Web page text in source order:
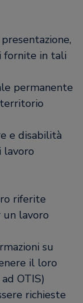
fornite in tali
permanente
e disabilità
lavoro
riferite
un lavoro
su
il loro
OTIS)
richieste